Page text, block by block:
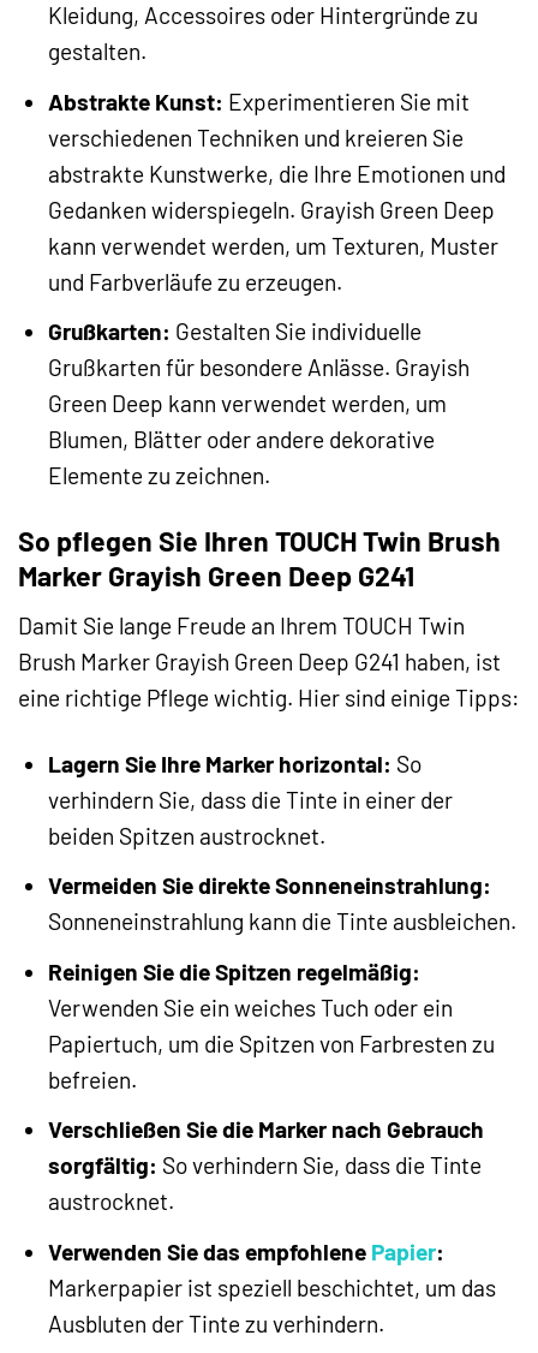
Kleidung, Accessoires oder Hintergründe zu
gestalten.
Abstrakte Kunst: Experimentieren Sie mit
verschiedenen Techniken und kreieren Sie
abstrakte Kunstwerke, die Ihre Emotionen und
Gedanken widerspiegeln. Grayish Green Deep
kann verwendet werden, um Texturen, Muster
und Farbverläufe zu erzeugen.
Grußkarten: Gestalten Sie individuelle
Grußkarten für besondere Anlässe. Grayish
Green Deep kann verwendet werden, um
Blumen, Blätter oder andere dekorative
Elemente zu zeichnen.
So pflegen Sie Ihren TOUCH Twin Brush
Marker Grayish Green Deep G241
Damit Sie lange Freude an Ihrem TOUCH Twin
Brush Marker Grayish Green Deep G241 haben, ist
eine richtige Pflege wichtig. Hier sind einige Tipps:
Lagern Sie Ihre Marker horizontal: So
verhindern Sie, dass die Tinte in einer der
beiden Spitzen austrocknet.
Vermeiden Sie direkte Sonneneinstrahlung:
Sonneneinstrahlung kann die Tinte ausbleichen.
Reinigen Sie die Spitzen regelmäßig:
Verwenden Sie ein weiches Tuch oder ein
Papiertuch, um die Spitzen von Farbresten zu
befreien.
Verschließen Sie die Marker nach Gebrauch
sorgfältig: So verhindern Sie, dass die Tinte
austrocknet.
Verwenden Sie das empfohlene Papier:
Markerpapier ist speziell beschichtet, um das
Ausbluten der Tinte zu verhindern.